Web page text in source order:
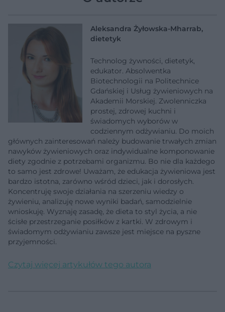
Aleksandra Żyłowska-Mharrab,
dietetyk
Technolog żywności, dietetyk,
edukator. Absolwentka
Biotechnologii na Politechnice
Gdańskiej i Usług żywieniowych na
Akademii Morskiej. Zwolenniczka
prostej, zdrowej kuchni i
świadomych wyborów w
codziennym odżywianiu. Do moich
głównych zainteresowań należy budowanie trwałych zmian
nawyków żywieniowych oraz indywidualne komponowanie
diety zgodnie z potrzebami organizmu. Bo nie dla każdego
to samo jest zdrowe! Uważam, że edukacja żywieniowa jest
bardzo istotna, zarówno wśród dzieci, jak i dorosłych.
Koncentruję swoje działania na szerzeniu wiedzy o
żywieniu, analizuję nowe wyniki badań, samodzielnie
wnioskuję. Wyznaję zasadę, że dieta to styl życia, a nie
ścisłe przestrzeganie posiłków z kartki. W zdrowym i
świadomym odżywianiu zawsze jest miejsce na pyszne
przyjemności.
Czytaj więcej artykułów tego autora